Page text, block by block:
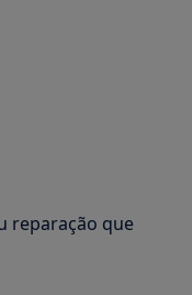
reparação que